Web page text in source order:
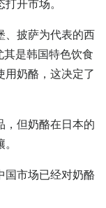
开市场。
、披萨为代表的西
是韩国特色饮食
用奶酪，这决定了
，但奶酪在日本的
国市场已经对奶酪